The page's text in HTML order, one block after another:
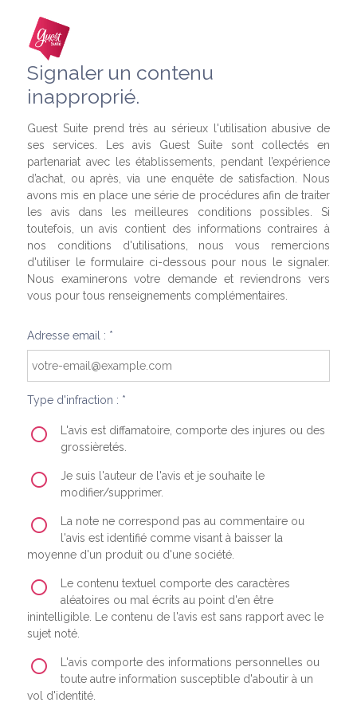
Signaler un contenu
inapproprié.
Guest Suite prend très au sérieux l'utilisation abusive de
ses services. Les avis Guest Suite sont collectés en
partenariat avec les établissements, pendant l’expérience
d’achat, ou après, via une enquête de satisfaction. Nous
avons mis en place une série de procédures afin de traiter
les avis dans les meilleures conditions possibles. Si
toutefois, un avis contient des informations contraires à
nos conditions d'utilisations, nous vous remercions
d'utiliser le formulaire ci-dessous pour nous le signaler.
Nous examinerons votre demande et reviendrons vers
vous pour tous renseignements complémentaires.
Adresse email : *
Type d'infraction : *
L'avis est diffamatoire, comporte des injures ou des
grossièretés.
Je suis l'auteur de l'avis et je souhaite le
modifier/supprimer.
La note ne correspond pas au commentaire ou
l'avis est identifié comme visant à baisser la
moyenne d'un produit ou d'une société.
Le contenu textuel comporte des caractères
aléatoires ou mal écrits au point d'en être
inintelligible. Le contenu de l'avis est sans rapport avec le
sujet noté.
L'avis comporte des informations personnelles ou
toute autre information susceptible d'aboutir à un
vol d'identité.